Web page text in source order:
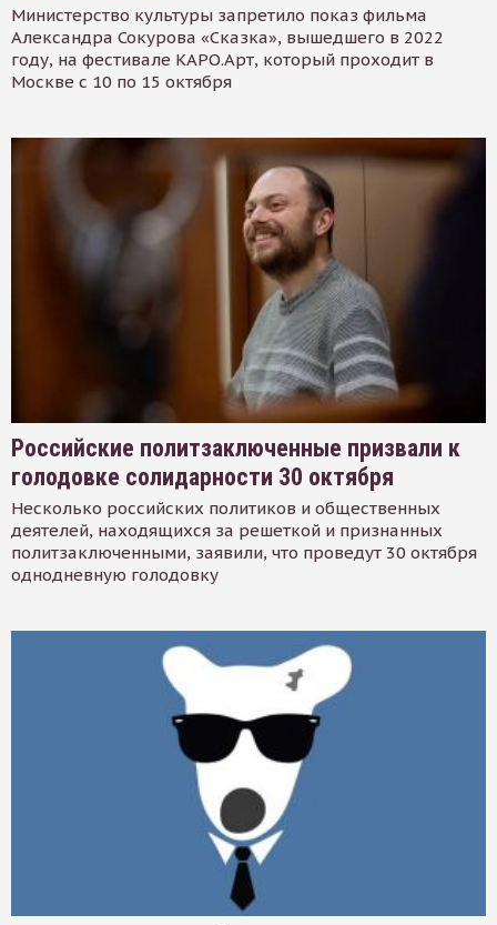
Министерство культуры запретило показ фильма
Александра Сокурова «Сказка», вышедшего в 2022
году, на фестивале КАРО.Арт, который проходит в
Москве с 10 по 15 октября
Российские политзаключенные призвали к
голодовке солидарности 30 октября
Несколько российских политиков и общественных
деятелей, находящихся за решеткой и признанных
политзаключенными, заявили, что проведут 30 октября
однодневную голодовку